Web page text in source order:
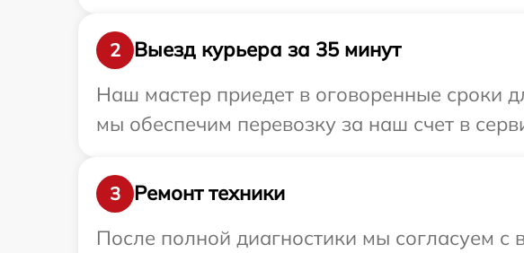
2
Выезд курьера за 35 минут
Наш мастер приедет в оговоренные сроки
мы обеспечим перевозку за наш счет в
3
Ремонт техники
После полной диагностики мы согласуем